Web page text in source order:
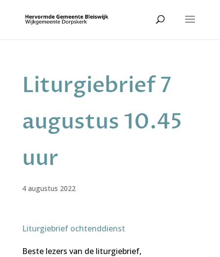
Liturgiebrief 7
augustus 10.45
uur
4 augustus 2022
Liturgiebrief ochtenddienst
Beste lezers van de liturgiebrief,